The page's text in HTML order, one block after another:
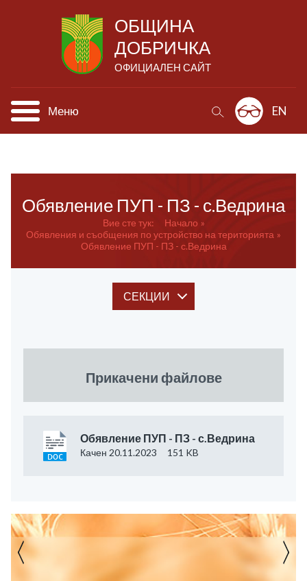
ОБЩИНА
ДОБРИЧКА
ОФИЦИАЛЕН САЙТ
Меню EN
Обявление ПУП - ПЗ - с.Ведрина
Вие сте тук:
Начало
Обявления и съобщения по устройство на територията
Обявление ПУП - ПЗ - с.Ведрина
СЕКЦИИ
Прикачени файлове
Обявление ПУП - ПЗ - с.Ведрина
Качен 20.11.2023 151 KB